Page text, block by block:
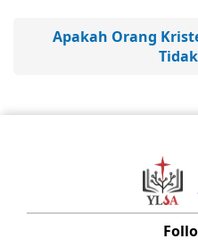
Apakah Orang